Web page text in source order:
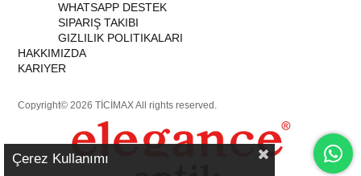
WHATSAPP DESTEK
SIPARIŞ TAKIBI
GIZLILIK POLITIKALARI
HAKKIMIZDA
KARIYER
Copyright© 2026 TİCİMAX All rights reserved.
Çerez Kullanımı